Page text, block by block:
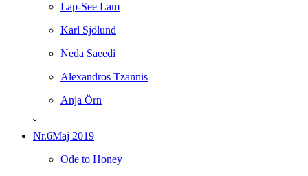
Lap-See Lam
Karl Sjölund
Neda Saeedi
Alexandros Tzannis
Anja Örn
ˇ
Nr.6Maj 2019
Ode to Honey